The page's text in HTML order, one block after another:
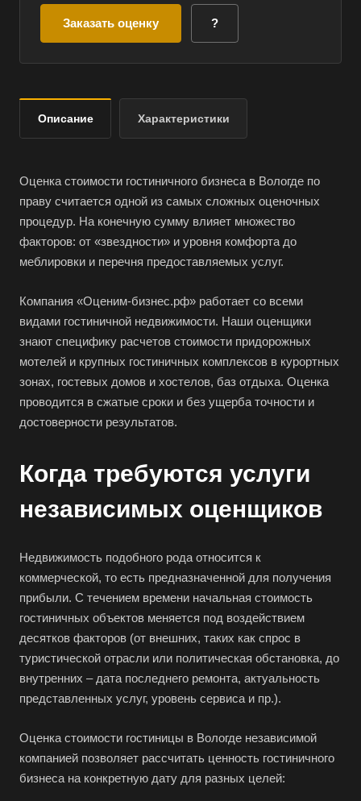
Заказать оценку ?
Описание Характеристики
Оценка стоимости гостиничного бизнеса в Вологде по
праву считается одной из самых сложных оценочных
процедур. На конечную сумму влияет множество
факторов: от «звездности» и уровня комфорта до
меблировки и перечня предоставляемых услуг.
Компания «Оценим-бизнес.рф» работает со всеми
видами гостиничной недвижимости. Наши оценщики
знают специфику расчетов стоимости придорожных
мотелей и крупных гостиничных комплексов в курортных
зонах, гостевых домов и хостелов, баз отдыха. Оценка
проводится в сжатые сроки и без ущерба точности и
достоверности результатов.
Когда требуются услуги
независимых оценщиков
Недвижимость подобного рода относится к
коммерческой, то есть предназначенной для получения
прибыли. С течением времени начальная стоимость
гостиничных объектов меняется под воздействием
десятков факторов (от внешних, таких как спрос в
туристической отрасли или политическая обстановка, до
внутренних – дата последнего ремонта, актуальность
представленных услуг, уровень сервиса и пр.).
Оценка стоимости гостиницы в Вологде независимой
компанией позволяет рассчитать ценность гостиничного
бизнеса на конкретную дату для разных целей: